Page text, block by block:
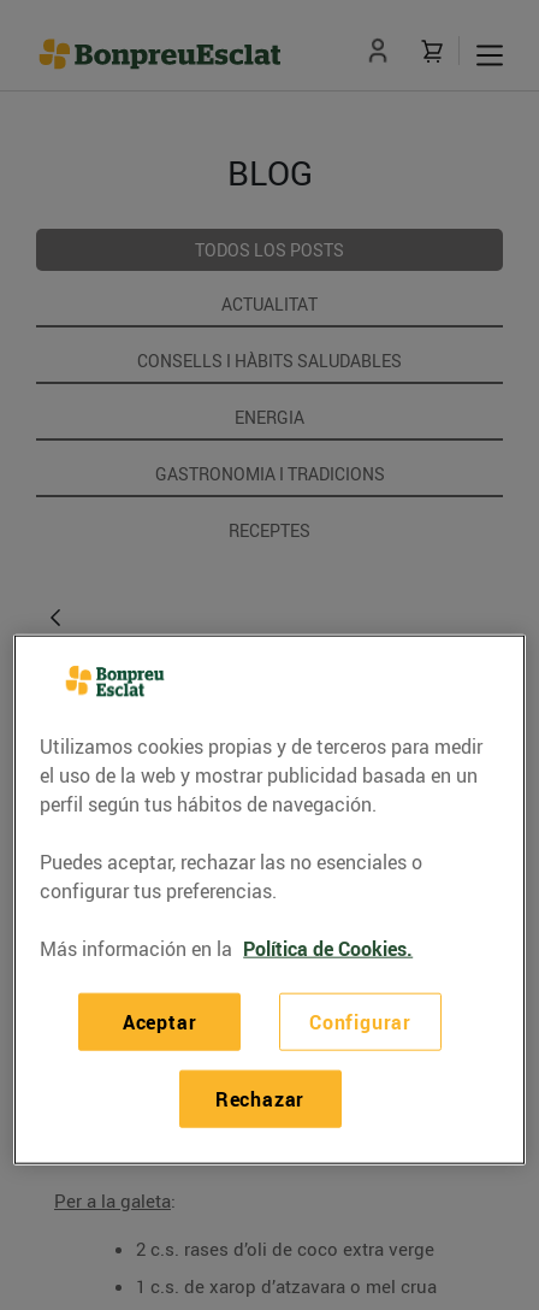
BLOG
TODOS LOS POSTS
ACTUALITAT
CONSELLS I HÀBITS SALUDABLES
ENERGIA
GASTRONOMIA I TRADICIONS
RECEPTES
RECETAS
Pastís de cireres, coco i
llimona amb base de
galeta de coco
Ingredients per a 4 persones:
Per a la galeta:
2 c.s. rases d’oli de coco extra verge
1 c.s. de xarop d’atzavara o mel crua
Utilizamos cookies propias y de terceros para medir
el uso de la web y mostrar publicidad basada en un
perfil según tus hábitos de navegación.
Puedes aceptar, rechazar las no esenciales o
configurar tus preferencias.
Más información en la Política de Cookies.
Configurar
Rechazar
Aceptar